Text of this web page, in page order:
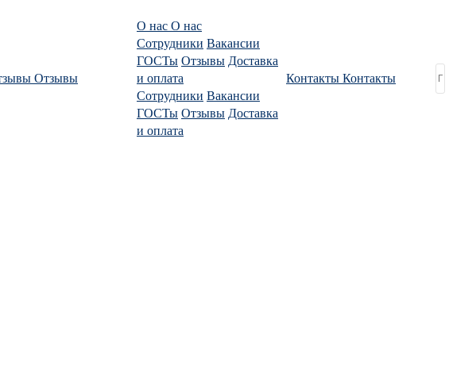
Отзывы
О нас О нас
Сотрудники Вакансии
ГОСТы Отзывы Доставка
и оплата
Сотрудники Вакансии
ГОСТы Отзывы Доставка
и оплата
Контакты Контакты